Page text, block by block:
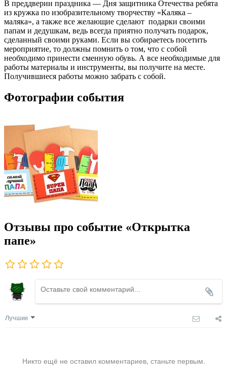
В преддверии праздника — Дня защитника Отечества ребята
из кружка по изобразительному творчеству «Каляка –
маляка», а также все желающие сделают подарки своими
папам и дедушкам, ведь всегда приятно получать подарок,
сделанный своими руками. Если вы собираетесь посетить
мероприятие, то должны помнить о том, что с собой
необходимо принести сменную обувь. А все необходимые для
работы материалы и инструменты, вы получите на месте.
Получившиеся работы можно забрать с собой.
Фотографии события
Отзывы про событие «Открытка
папе»
Лучшие
Никто ещё не оставил комментариев, станьте первым.